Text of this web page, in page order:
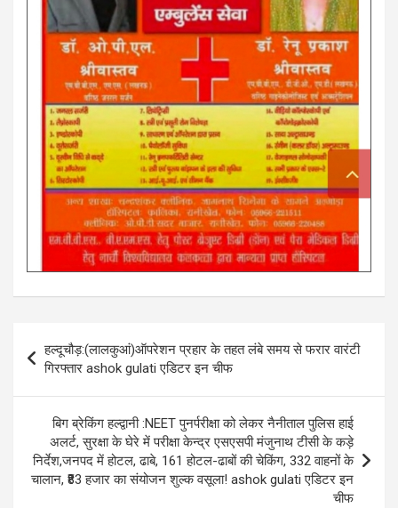
navigation
हल्दूचौड़:(लालकुआं)ऑपरेशन प्रहार के तहत लंबे समय से फरार वारंटी
गिरफ्तार ashok gulati एडिटर इन चीफ
बिग ब्रेकिंग हल्द्वानी :NEET पुनर्परीक्षा को लेकर नैनीताल पुलिस हाई
अलर्ट, सुरक्षा के घेरे में परीक्षा केन्द्र एसएसपी मंजुनाथ टीसी के कड़े
निर्देश,जनपद में होटल, ढाबे, 161 होटल-ढाबों की चेकिंग, 332 वाहनों के
चालान, ₹83 हजार का संयोजन शुल्क वसूला! ashok gulati एडिटर इन
चीफ